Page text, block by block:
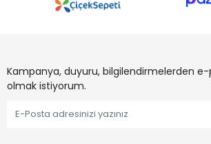
Kampanya, duyuru, bilgilendirmelerden
olmak istiyorum.